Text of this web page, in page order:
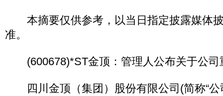
本摘要仅供参考，以当日指定披露媒体
准。
(600678)*ST金顶：管理人公布关于公司
四川金顶（集团）股份有限公司(简称“公